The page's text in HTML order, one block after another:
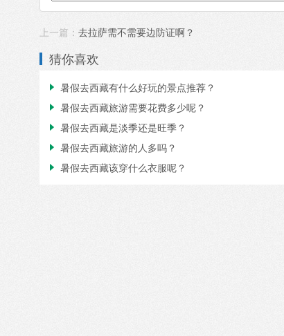
上一篇： 去拉萨需不需要边防证啊？
猜你喜欢
 暑假去西藏有什么好玩的景点推荐？
 暑假去西藏旅游需要花费多少呢？
 暑假去西藏是淡季还是旺季？
 暑假去西藏旅游的人多吗？
 暑假去西藏该穿什么衣服呢？